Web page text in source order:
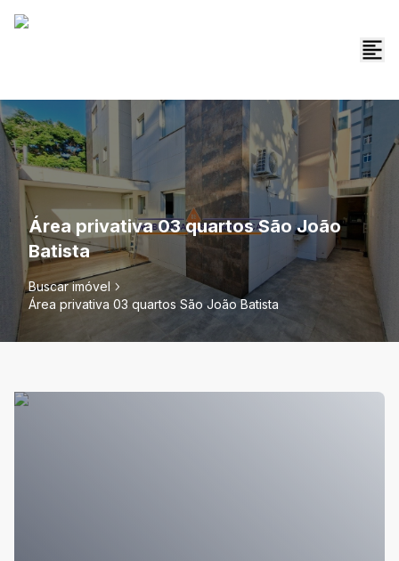
Área privativa 03 quartos São João
Batista
Buscar imóvel
Área privativa 03 quartos São João Batista